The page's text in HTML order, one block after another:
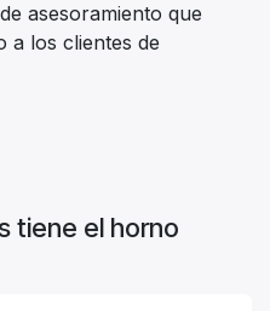
asesoramiento que
a los clientes de
tiene el horno